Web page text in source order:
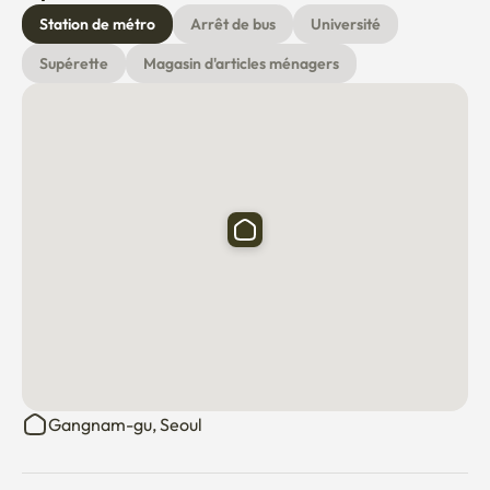
frais de nettoyage ou de restauration supplémentaires
peuvent être exigés si l'on détecte le tabagisme.
d'hébergement. Par conséquent, la literie et les produits
À proximité
Station de métro
Université